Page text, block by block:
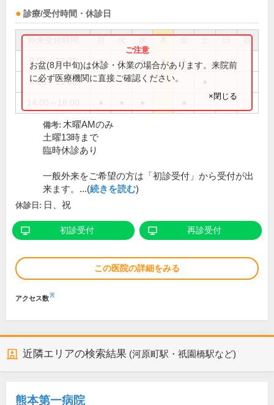
診療/受付時間・休診日
祝
9:00～12:30 ● ● ● ● ●
9:00～13:00
お盆(8月中旬)は休診・休業の場合があります。来院前
に必ず医療機関に直接ご確認ください。
×閉じる
備考: 木曜AMのみ
土曜13時まで
臨時休診あり
一般外来をご希望の方は「初診受付」から受付が出
来ます。...(続きを読む)
休診日: 日、祝
初診受付 再診受付
この医院の詳細をみる
アクセス数※
近隣エリアの検索結果 (河原町駅・祇園橋駅など)
熊本第一病院